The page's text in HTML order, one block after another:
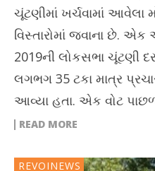
ચૂંટણીમાં ખર્ચવામાં આવેલા
વિસ્તારોમાં જવાના છે.
2019ની લોકસભા ચૂંટણી
લગભગ 35 ટકા માત્ર
આવ્યા હતા. એક વોટ
READ MORE
REVOINEWS